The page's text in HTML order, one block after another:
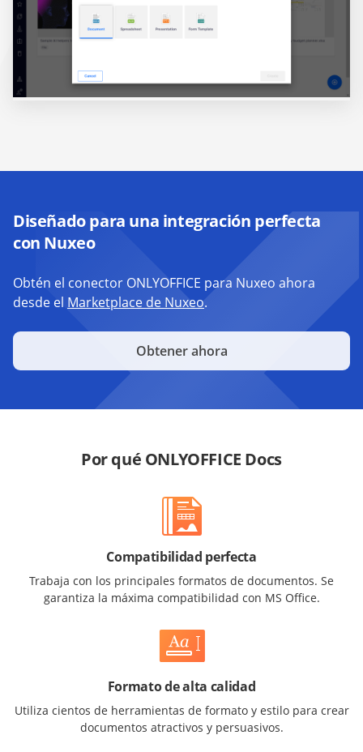
Diseñado para una integración perfecta
con Nuxeo
Obtén el conector ONLYOFFICE para Nuxeo ahora
desde el Marketplace de Nuxeo.
Obtener ahora
Por qué ONLYOFFICE Docs
Compatibilidad perfecta
Trabaja con los principales formatos de documentos. Se
garantiza la máxima compatibilidad con MS Office.
Formato de alta calidad
Utiliza cientos de herramientas de formato y estilo para crear
documentos atractivos y persuasivos.